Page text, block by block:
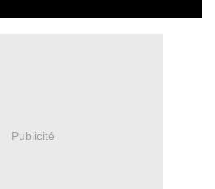
Publicité